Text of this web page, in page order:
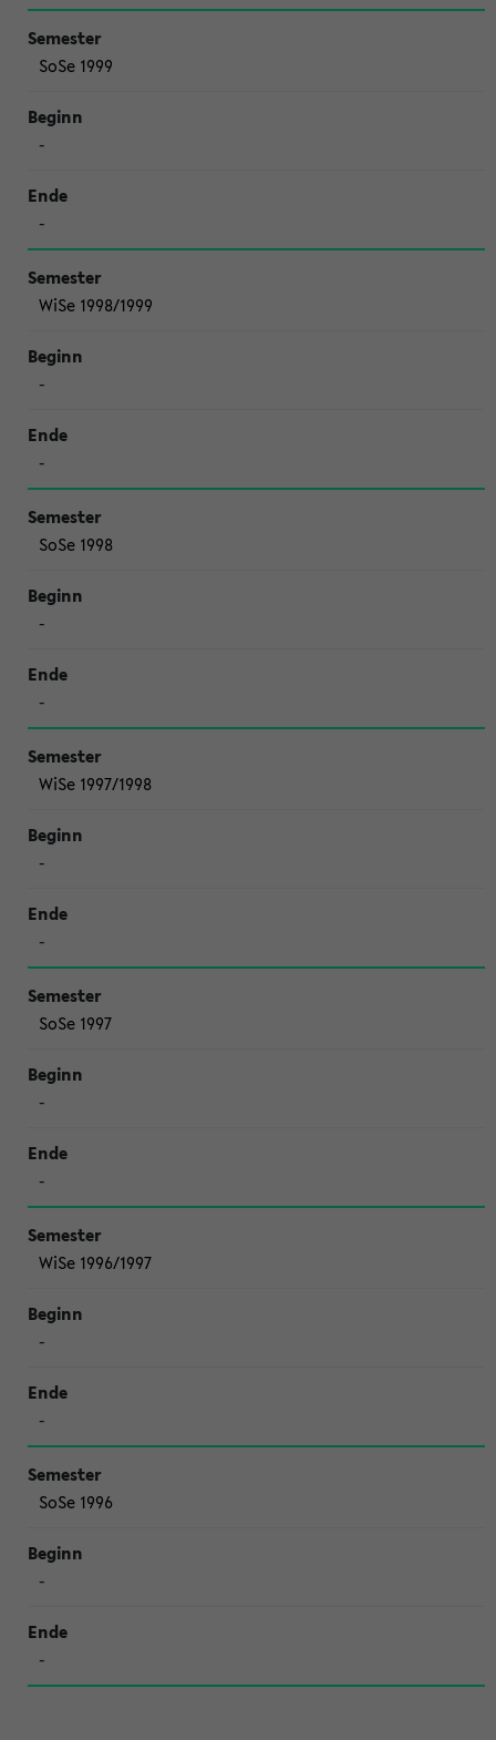
SoSe 1999
-
-
WiSe 1998/1999
-
-
SoSe 1998
-
-
WiSe 1997/1998
-
-
SoSe 1997
-
-
WiSe 1996/1997
-
-
SoSe 1996
-
-